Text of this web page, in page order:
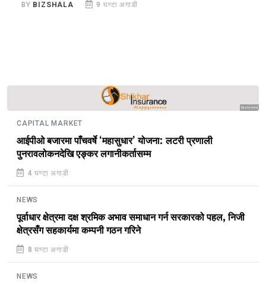
BY BIZSHALA 9 घण्टा अगाडी
Sponsored
CAPITAL MARKET
आईपीओ बजारमा पाँचवर्षे ‘महासुधार’ योजना: लटरी प्रणाली
पुनरावलोकनदेखि एङ्कर लगानीकर्तासम्म
4 घण्टा अगाडी
NEWS
पूर्वाधार क्षेत्रमा दक्ष श्रमिक अभाव समाधान गर्न सरकारको पहल, निजी
क्षेत्रसँग सहकार्यमा कम्पनी गठन गरिने
8 घण्टा अगाडी
NEWS